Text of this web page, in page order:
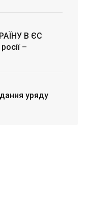
В ЄС
–
уряду